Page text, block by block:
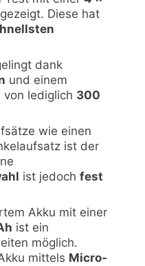
gezeigt. Diese hat
dank
und einem
von lediglich 300
wie einen
ist der
ist jedoch fest
Akku mit einer
ist ein
möglich.
mittels Micro-